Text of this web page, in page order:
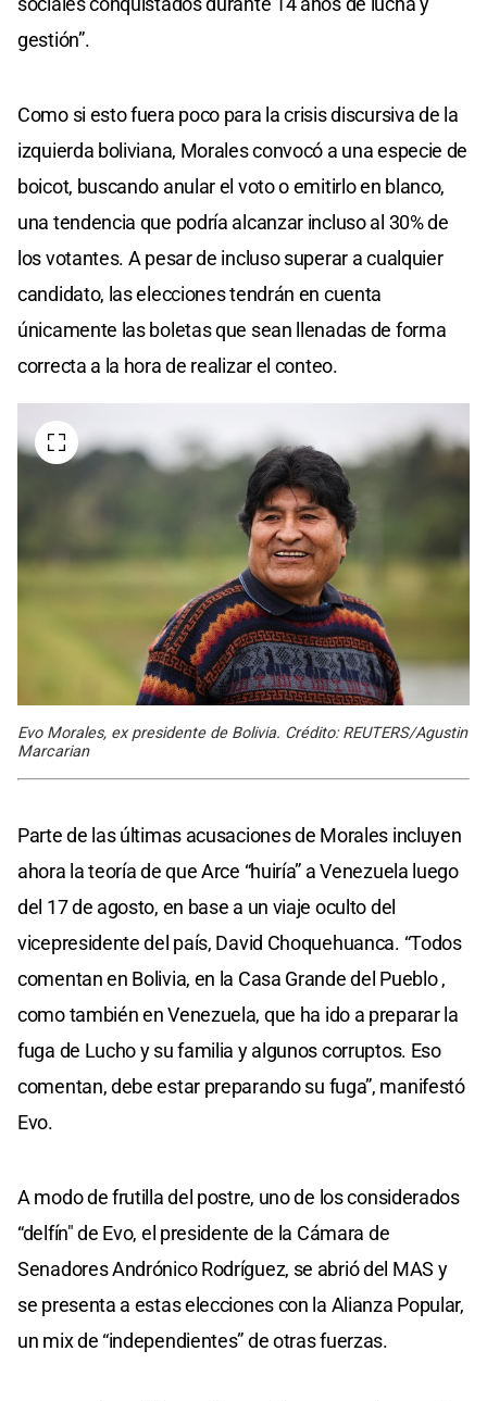
gestión”.
Como si esto fuera poco para la crisis discursiva de la
izquierda boliviana, Morales convocó a una especie de
boicot, buscando anular el voto o emitirlo en blanco,
una tendencia que podría alcanzar incluso al 30% de
los votantes. A pesar de incluso superar a cualquier
candidato, las elecciones tendrán en cuenta
únicamente las boletas que sean llenadas de forma
correcta a la hora de realizar el conteo.
Evo Morales, ex presidente de Bolivia. Crédito: REUTERS/Agustin
Marcarian
Parte de las últimas acusaciones de Morales incluyen
ahora la teoría de que Arce “huiría” a Venezuela luego
del 17 de agosto, en base a un viaje oculto del
vicepresidente del país, David Choquehuanca. “Todos
comentan en Bolivia, en la Casa Grande del Pueblo ,
como también en Venezuela, que ha ido a preparar la
fuga de Lucho y su familia y algunos corruptos. Eso
comentan, debe estar preparando su fuga”, manifestó
Evo.
A modo de frutilla del postre, uno de los considerados
“delfín" de Evo, el presidente de la Cámara de
Senadores Andrónico Rodríguez, se abrió del MAS y
se presenta a estas elecciones con la Alianza Popular,
un mix de “independientes” de otras fuerzas.